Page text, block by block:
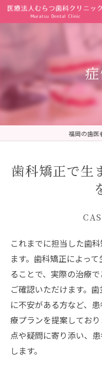
福岡の歯医
歯科矯正で生
これまでに担当した歯
ます。歯科矯正によっ
ることで、実際の治療
ご確認いただけます。
に不安がある方など、
療プランを提案してお
点や疑問に寄り添い、
します。